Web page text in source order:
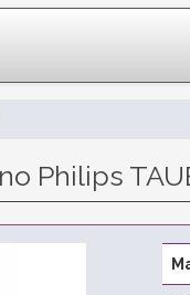
Philips